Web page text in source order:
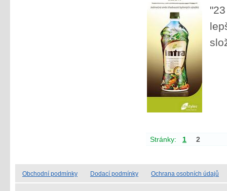
Stránky: 1 2
Obchodní podmínky Dodací podmínky Ochrana osobních údajů